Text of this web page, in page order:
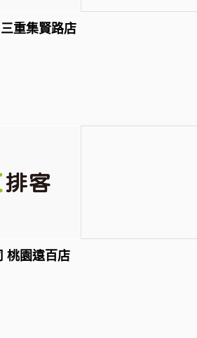
重集賢路店
桃園遠百店